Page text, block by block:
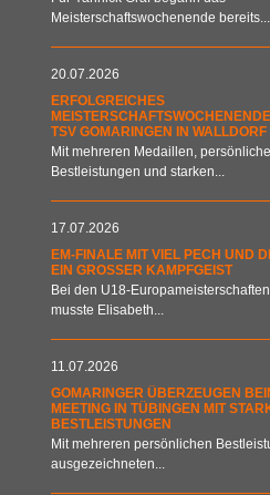
Meisterschaftswochenende bereits...
20.07.2026
ERFOLGREICHES
TSV GOMARINGEN IN WALLDORF
Mit mehreren Medaillen,
Bestleistungen und starken...
17.07.2026
EM-FINALE MIT VIEL PECH UND
EIN GROSSER KAMPFGEIST
Bei den U18-
musste Elisabeth...
11.07.2026
GOMARINGER ÜBERZEUGEN
MEETING IN TÜBINGEN MIT
BESTLEISTUNGEN
Mit mehreren persönlichen
ausgezeichneten...